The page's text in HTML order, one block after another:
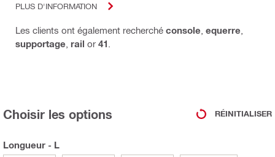
PLUS D'INFORMATION
Les clients ont également recherché console equerre
supportage rail or 41
Choisir les options RÉINITIALISER
Longueur - L